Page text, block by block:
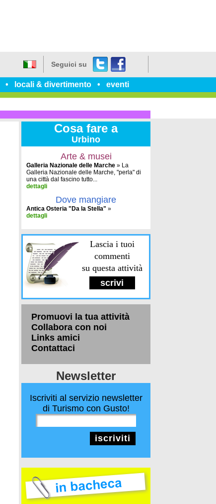
locali & divertimento eventi
Seguici su Twitter
Cosa fare a
Urbino
Arte & musei
Galleria Nazionale delle Marche » La
Galleria Nazionale delle Marche, "perla" di
una città dal fascino tutto...
dettagli
Dove mangiare
Antica Osteria "Da la Stella" »
dettagli
Lascia i tuoi
commenti
su questa attività
scrivi
Promuovi la tua attività
Collabora con noi
Links amici
Contattaci
Newsletter
Iscriviti al servizio newsletter
di Turismo con Gusto!
iscriviti